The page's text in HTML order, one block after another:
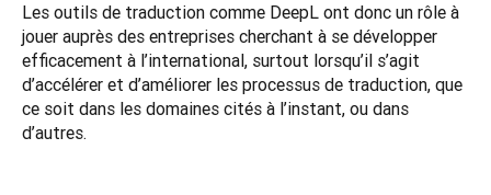
Les outils de traduction comme DeepL ont donc un rôle à
jouer auprès des entreprises cherchant à se développer
efficacement à l’international, surtout lorsqu’il s’agit
d’accélérer et d’améliorer les processus de traduction, que
ce soit dans les domaines cités à l’instant, ou dans
d’autres.